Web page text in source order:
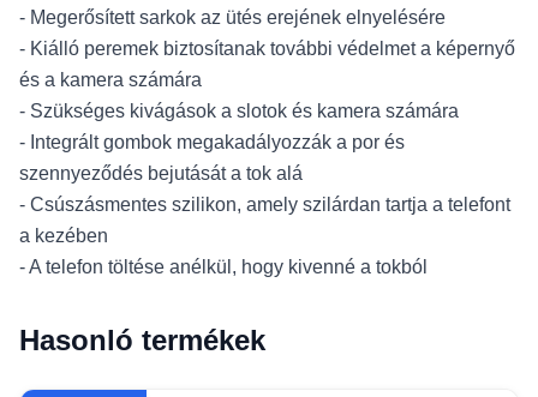
- Megerősített sarkok az ütés erejének elnyelésére
- Kiálló peremek biztosítanak további védelmet a képernyő
és a kamera számára
- Szükséges kivágások a slotok és kamera számára
- Integrált gombok megakadályozzák a por és
szennyeződés bejutását a tok alá
- Csúszásmentes szilikon, amely szilárdan tartja a telefont
a kezében
- A telefon töltése anélkül, hogy kivenné a tokból
Hasonló termékek